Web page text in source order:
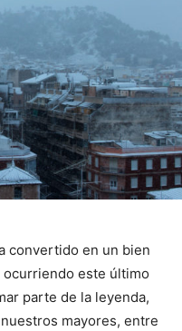
convertido en un bien
este último
parte de la leyenda,
mayores, entre